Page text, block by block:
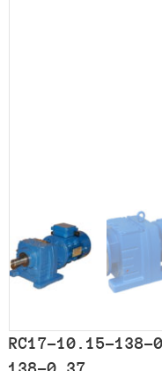
RC17-10.15-